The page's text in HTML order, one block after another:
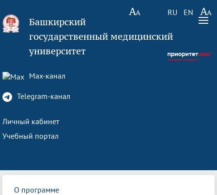
RU EN
Башкирский
государственный медицинский
университет
Max-канал
Telegram-канал
Личный кабинет
Учебный портал
О программе